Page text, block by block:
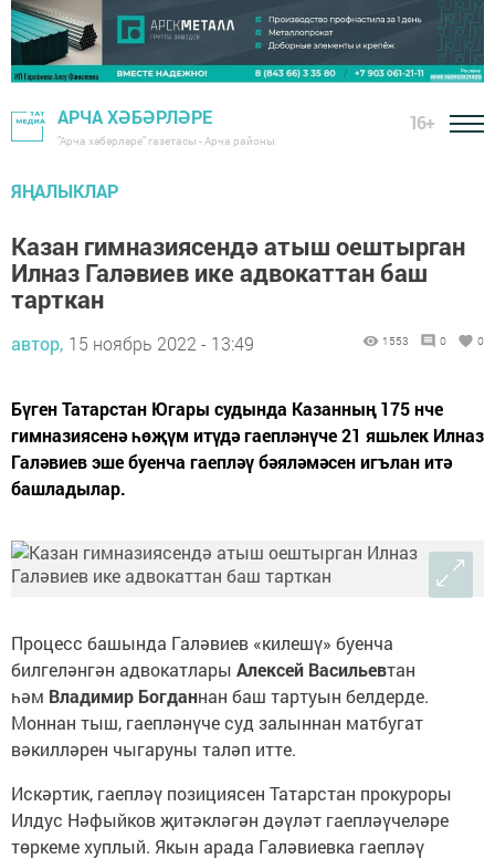
АРЧА ХӘБӘРЛӘРЕ
"Арча хәбәрләре" газетасы - Арча районы
16+
ЯҢАЛЫКЛАР
Казан гимназиясендә атыш оештырган
Илназ Галәвиев ике адвокаттан баш
тарткан
автор, 15 ноябрь 2022 - 13:49 1553 0 0
Бүген Татарстан Югары судында Казанның 175 нче
гимназиясенә һөҗүм итүдә гаепләнүче 21 яшьлек Илназ
Галәвиев эше буенча гаепләү бәяләмәсен игълан итә
башладылар.
Процесс башында Галәвиев «килешү» буенча
билгеләнгән адвокатлары Алексей Васильевтан
һәм Владимир Богданнан баш тартуын белдерде.
Моннан тыш, гаепләнүче суд залыннан матбугат
вәкилләрен чыгаруны таләп итте.
Искәртик, гаепләү позициясен Татарстан прокуроры
Илдус Нәфыйков җитәкләгән дәүләт гаепләүчеләре
төркеме хуплый. Якын арада Галәвиевка гаепләү